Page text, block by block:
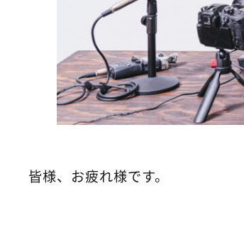
皆様、お疲れ様です。